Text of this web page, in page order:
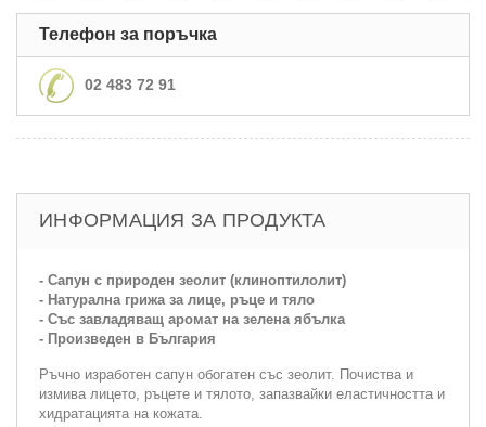
Телефон за поръчка
02 483 72 91
ИНФОРМАЦИЯ ЗА ПРОДУКТА
- Сапун с природен зеолит (клиноптилолит)
- Натурална грижа за лице, ръце и тяло
- Със завладяващ аромат на зелена ябълка
- Произведен в България
Ръчно изработен сапун обогатен със зеолит. Почиства и
измива лицето, ръцете и тялото, запазвайки еластичността и
хидратацията на кожата.